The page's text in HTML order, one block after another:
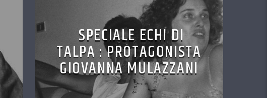
SPECIALE ECHI DI
TALPA : PROTAGONISTA
GIOVANNA MULAZZANI